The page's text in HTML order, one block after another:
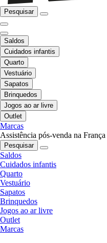
Pesquisar
Saldos
Cuidados infantis
Quarto
Vestuário
Sapatos
Brinquedos
Jogos ao ar livre
Outlet
Marcas
Assistência pós-venda na França
Pesquisar
Saldos
Cuidados infantis
Quarto
Vestuário
Sapatos
Brinquedos
Jogos ao ar livre
Outlet
Marcas